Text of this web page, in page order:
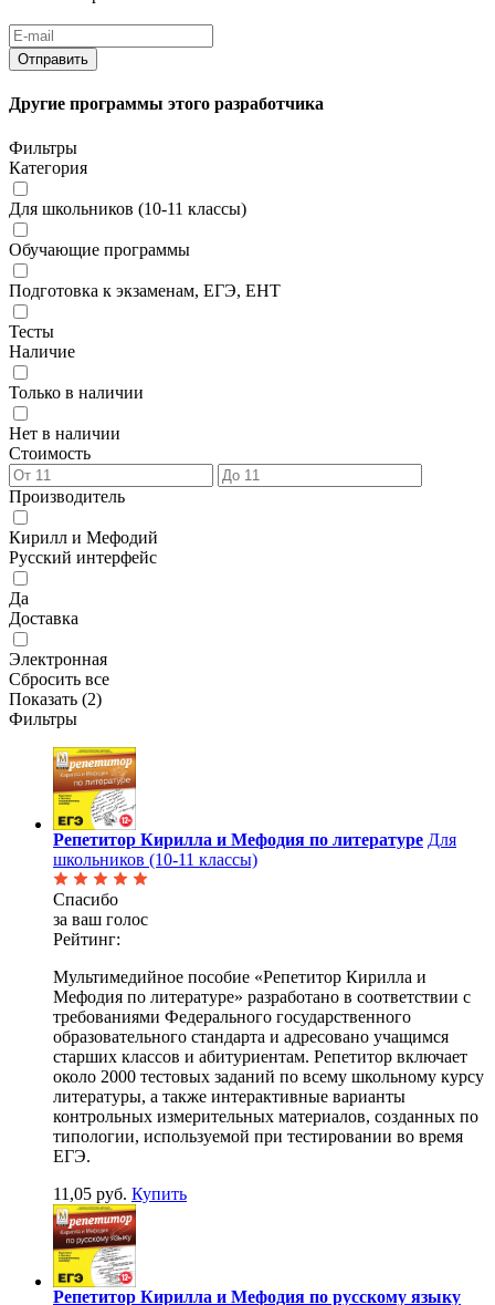
Другие программы этого разработчика
Фильтры
Категория
Для школьников (10-11 классы)
Обучающие программы
Подготовка к экзаменам, ЕГЭ, ЕНТ
Тесты
Наличие
Только в наличии
Нет в наличии
Стоимость
Производитель
Кирилл и Мефодий
Русский интерфейс
Да
Доставка
Электронная
Сбросить все
Показать (2)
Фильтры
Репетитор Кирилла и Мефодия по литературе Для
школьников (10-11 классы)
Спасибо
за ваш голос
Рейтинг:
Мультимедийное пособие «Репетитор Кирилла и
Мефодия по литературе» разработано в соответствии с
требованиями Федерального государственного
образовательного стандарта и адресовано учащимся
старших классов и абитуриентам. Репетитор включает
около 2000 тестовых заданий по всему школьному курсу
литературы, а также интерактивные варианты
контрольных измерительных материалов, созданных по
типологии, используемой при тестировании во время
ЕГЭ.
11,05 руб. Купить
Репетитор Кирилла и Мефодия по русскому языку